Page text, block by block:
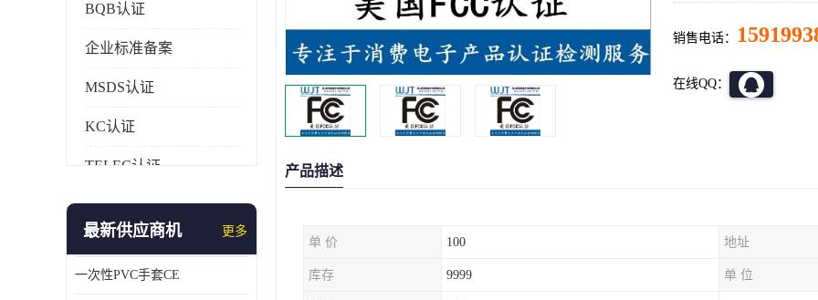
BQB认证
企业标准备案
MSDS认证
KC认证
TELEC认证
CCC认证
ISO14001体系认证
最新供应商机 更多
一次性PVC手套CE
销售电话：
在线QQ：
产品描述
单 价 100 地址
库存 9999 单 位